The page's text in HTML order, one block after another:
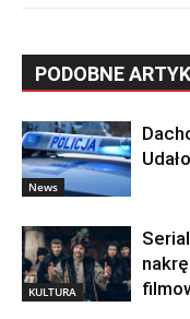
PODOBNE
News
KULTURA